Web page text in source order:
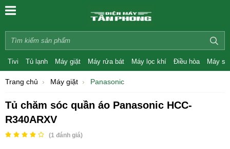
Tivi Tủ lạnh Máy giặt Máy rửa bát Máy lọc khí Điều hòa Máy
Trang chủ Máy giặt Panasonic
Tủ chăm sóc quần áo Panasonic HCC-
R340ARXV
(1 đánh giá)